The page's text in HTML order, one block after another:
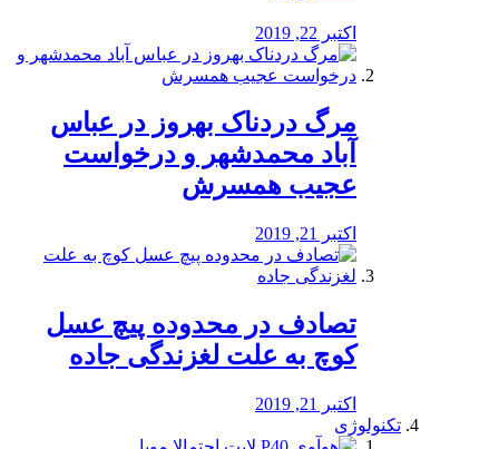
اکتبر 22, 2019
مرگ دردناک بهروز در عباس
آباد محمدشهر و درخواست
عجیب همسرش
اکتبر 21, 2019
تصادف در محدوده پیچ عسل
کوچ به علت لغزندگی جاده
اکتبر 21, 2019
تکنولوژی